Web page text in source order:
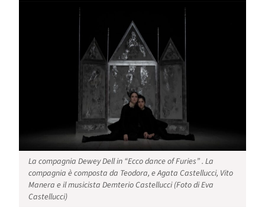
La compagnia Dewey Dell in “Ecco dance of Furies” . La
compagnia è composta da Teodora, e Agata Castellucci, Vito
Manera e il musicista Demterio Castellucci (Foto di Eva
Castellucci)